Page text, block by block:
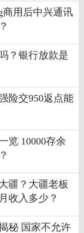
商用后中兴通讯
？银行放款是
险交950返点能
览 10000存余
疆？大疆老板
收入多少？
秘 国家不允许